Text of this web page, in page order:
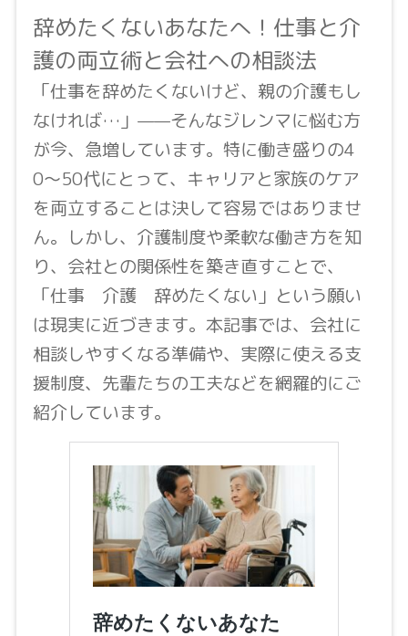
辞めたくないあなたへ！仕事と介
護の両立術と会社への相談法
「仕事を辞めたくないけど、親の介護もし
なければ…」——そんなジレンマに悩む方
が今、急増しています。特に働き盛りの4
0〜50代にとって、キャリアと家族のケア
を両立することは決して容易ではありませ
ん。しかし、介護制度や柔軟な働き方を知
り、会社との関係性を築き直すことで、
「仕事 介護 辞めたくない」という願い
は現実に近づきます。本記事では、会社に
相談しやすくなる準備や、実際に使える支
援制度、先輩たちの工夫などを網羅的にご
紹介しています。